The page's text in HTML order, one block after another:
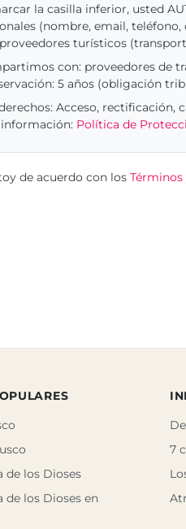
la casilla inferior, usted
(nombre, email,
turísticos
con: proveedores de
5 años (obligación
Acceso, rectificación,
información: Política de
de acuerdo con los
de los Dioses
de los Dioses en
7